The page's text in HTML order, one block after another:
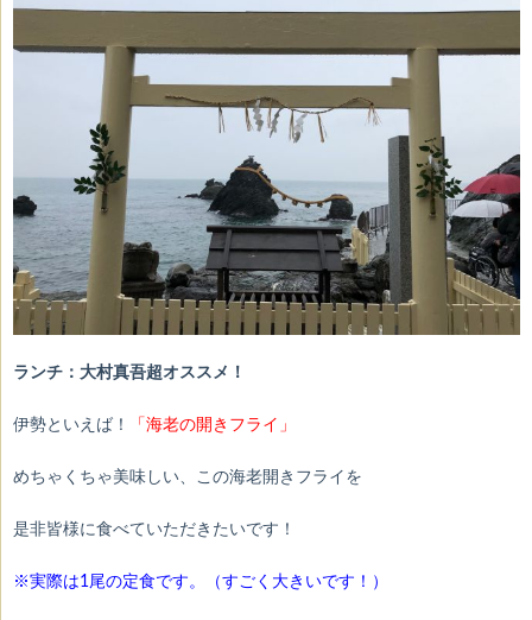
ランチ：大村真吾超オススメ！
伊勢といえば！ 「海老の開きフライ」
めちゃくちゃ美味しい、この海老開きフライを
是非皆様に食べていただきたいです！
※実際は1尾の定食です。（すごく大きいです！）